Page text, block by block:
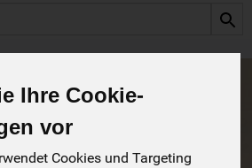
Ihre Cookie-
vor
Cookies und Targeting